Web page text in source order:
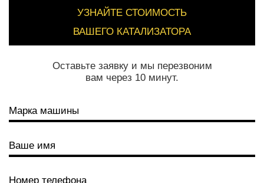
УЗНАЙТЕ СТОИМОСТЬ
ВАШЕГО КАТАЛИЗАТОРА
Оставьте заявку и мы перезвоним
вам через 10 минут.